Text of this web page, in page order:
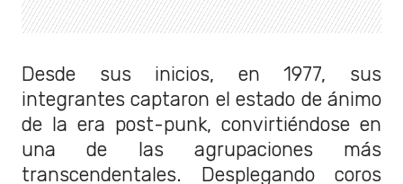
Desde sus inicios, en 1977, sus
integrantes captaron el estado de ánimo
de la era post-punk, convirtiéndose en
una de las agrupaciones más
transcendentales. Desplegando coros